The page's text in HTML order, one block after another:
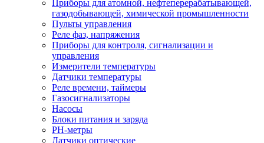
Приборы для атомной, нефтеперерабатывающей,
газодобывающей, химической промышленности
Пульты управления
Реле фаз, напряжения
Приборы для контроля, сигнализации и
управления
Измерители температуры
Датчики температуры
Реле времени, таймеры
Газосигнализаторы
Насосы
Блоки питания и заряда
PH-метры
Датчики оптические